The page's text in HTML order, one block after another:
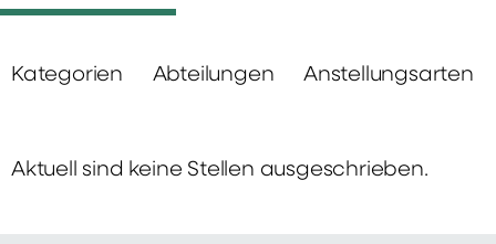
Kategorien Abteilungen Anstellungsarten
Aktuell sind keine Stellen ausgeschrieben.